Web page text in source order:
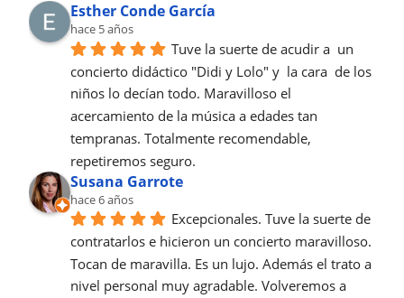
Esther Conde García
hace 5 años
Tuve la suerte de acudir a  un
concierto didáctico "Didi y Lolo" y  la cara  de los
niños lo decían todo. Maravilloso el
acercamiento de la música a edades tan
tempranas. Totalmente recomendable,
repetiremos seguro.
Susana Garrote
hace 6 años
Excepcionales. Tuve la suerte de
contratarlos e hicieron un concierto maravilloso.
Tocan de maravilla. Es un lujo. Además el trato a
nivel personal muy agradable. Volveremos a